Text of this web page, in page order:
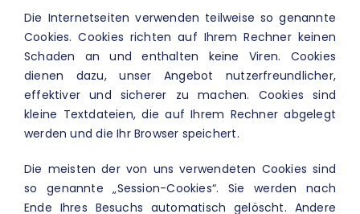
Die Internetseiten verwenden teilweise so genannte
Cookies. Cookies richten auf Ihrem Rechner keinen
Schaden an und enthalten keine Viren. Cookies
dienen dazu, unser Angebot nutzerfreundlicher,
effektiver und sicherer zu machen. Cookies sind
kleine Textdateien, die auf Ihrem Rechner abgelegt
werden und die Ihr Browser speichert.
Die meisten der von uns verwendeten Cookies sind
so genannte „Session-Cookies“. Sie werden nach
Ende Ihres Besuchs automatisch gelöscht. Andere